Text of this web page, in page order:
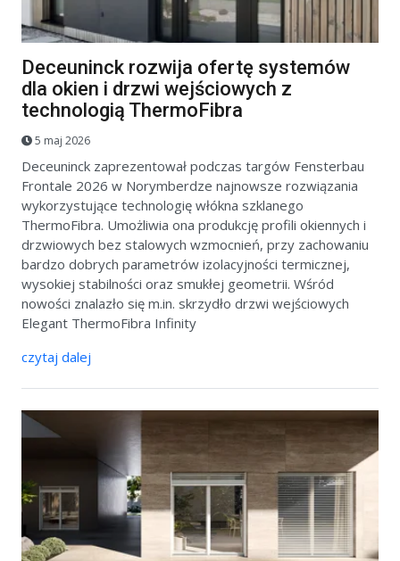
Deceuninck rozwija ofertę systemów
dla okien i drzwi wejściowych z
technologią ThermoFibra
5 maj 2026
Deceuninck zaprezentował podczas targów Fensterbau
Frontale 2026 w Norymberdze najnowsze rozwiązania
wykorzystujące technologię włókna szklanego
ThermoFibra. Umożliwia ona produkcję profili okiennych i
drzwiowych bez stalowych wzmocnień, przy zachowaniu
bardzo dobrych parametrów izolacyjności termicznej,
wysokiej stabilności oraz smukłej geometrii. Wśród
nowości znalazło się m.in. skrzydło drzwi wejściowych
Elegant ThermoFibra Infinity
czytaj dalej